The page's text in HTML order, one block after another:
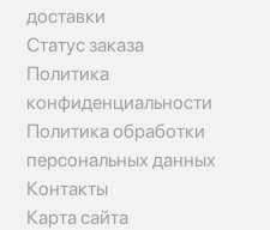
доставки
Статус заказа
Политика
конфиденциальности
Политика обработки
персональных данных
Контакты
Карта сайта